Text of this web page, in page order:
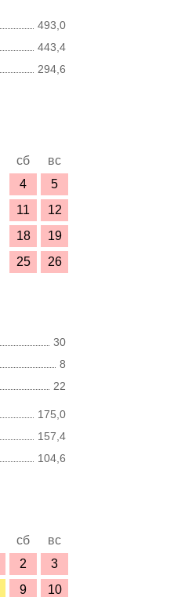
493,0
443,4
294,6
сб
вс
4
5
11
12
18
19
25
26
30
8
22
175,0
157,4
104,6
сб
вс
2
3
9
10